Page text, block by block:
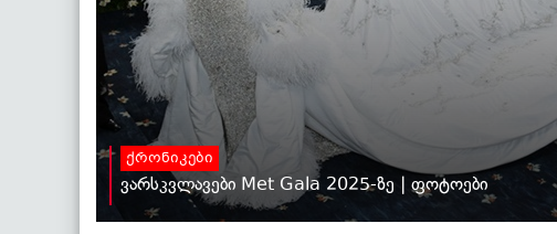
ქრონიკები
ვარსკვლავები Met Gala 2025-ზე | ფოტოები